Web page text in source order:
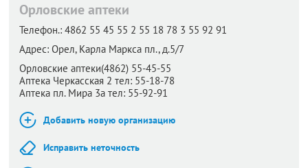
Орловские аптеки
Телефон.: 4862 55 45 55 2 55 18 78 3 55 92 91
Адрес: Орел, Карла Маркса пл., д.5/7
Орловские аптеки(4862) 55-45-55
Аптека Черкасская 2 тел: 55-18-78
Аптека пл. Мира 3а тел: 55-92-91
Добавить новую организацию
Исправить неточность